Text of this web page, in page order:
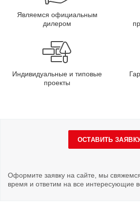
Являемся официальным
дилером
Индивидуальные и типовые
проекты
ОСТАВИТЬ
Оформите заявку на сайте, мы
время и ответим на все интересующие